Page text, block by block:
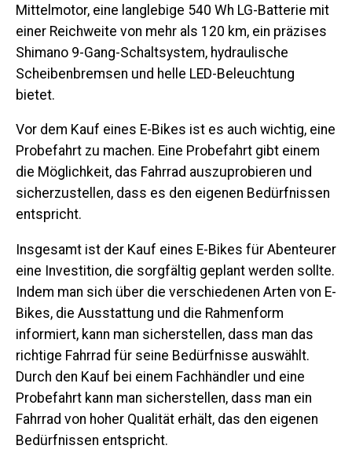
Mittelmotor, eine langlebige 540 Wh LG-Batterie mit
einer Reichweite von mehr als 120 km, ein präzises
Shimano 9-Gang-Schaltsystem, hydraulische
Scheibenbremsen und helle LED-Beleuchtung
bietet.
Vor dem Kauf eines E-Bikes ist es auch wichtig, eine
Probefahrt zu machen. Eine Probefahrt gibt einem
die Möglichkeit, das Fahrrad auszuprobieren und
sicherzustellen, dass es den eigenen Bedürfnissen
entspricht.
Insgesamt ist der Kauf eines E-Bikes für Abenteurer
eine Investition, die sorgfältig geplant werden sollte.
Indem man sich über die verschiedenen Arten von E-
Bikes, die Ausstattung und die Rahmenform
informiert, kann man sicherstellen, dass man das
richtige Fahrrad für seine Bedürfnisse auswählt.
Durch den Kauf bei einem Fachhändler und eine
Probefahrt kann man sicherstellen, dass man ein
Fahrrad von hoher Qualität erhält, das den eigenen
Bedürfnissen entspricht.